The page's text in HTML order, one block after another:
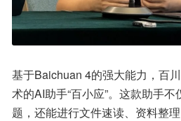
基于Baichuan 4的强大能力，百
术的AI助手“百小应”。这款助手
题，还能进行文件速读、资料整